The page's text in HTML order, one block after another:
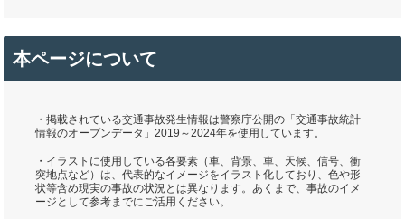
本ページについて
・掲載されている交通事故発生情報は警察庁公開の「交通事故統計
情報のオープンデータ」2019～2024年を使用しています。
・イラストに使用している各要素（車、背景、車、天候、信号、衝
突地点など）は、代表的なイメージをイラスト化しており、色や形
状等含め現実の事故の状況とは異なります。あくまで、事故のイメ
ージとして参考までにご活用ください。